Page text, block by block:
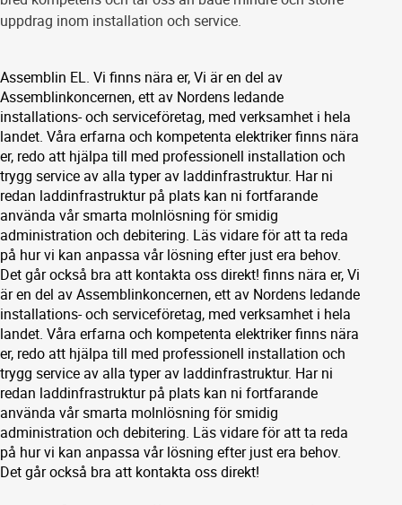
uppdrag inom installation och service.
Assemblin EL. Vi finns nära er, Vi är en del av
Assemblinkoncernen, ett av Nordens ledande
installations- och serviceföretag, med verksamhet i hela
landet. Våra erfarna och kompetenta elektriker finns nära
er, redo att hjälpa till med professionell installation och
trygg service av alla typer av laddinfrastruktur. Har ni
redan laddinfrastruktur på plats kan ni fortfarande
använda vår smarta molnlösning för smidig
administration och debitering. Läs vidare för att ta reda
på hur vi kan anpassa vår lösning efter just era behov.
Det går också bra att kontakta oss direkt! finns nära er, Vi
är en del av Assemblinkoncernen, ett av Nordens ledande
installations- och serviceföretag, med verksamhet i hela
landet. Våra erfarna och kompetenta elektriker finns nära
er, redo att hjälpa till med professionell installation och
trygg service av alla typer av laddinfrastruktur. Har ni
redan laddinfrastruktur på plats kan ni fortfarande
använda vår smarta molnlösning för smidig
administration och debitering. Läs vidare för att ta reda
på hur vi kan anpassa vår lösning efter just era behov.
Det går också bra att kontakta oss direkt!